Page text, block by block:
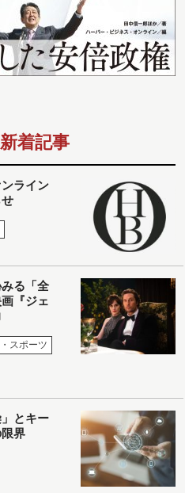
新着記事
ライン
る「全
『ジェ
スポーツ
とキー
界